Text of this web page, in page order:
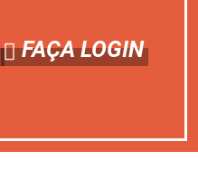
FAÇA LOGIN